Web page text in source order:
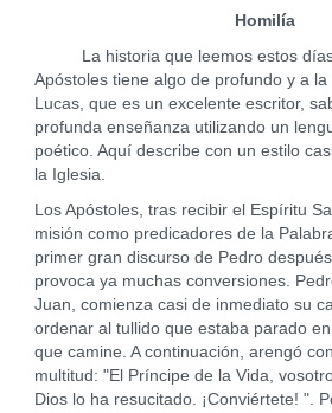
Homilía
La historia que leemos estos días
Apóstoles tiene algo de profundo y a la
Lucas, que es un excelente escritor,
profunda enseñanza utilizando un
poético. Aquí describe con un estilo
la Iglesia.
Los Apóstoles, tras recibir el Espíritu
misión como predicadores de la
primer gran discurso de Pedro
provoca ya muchas conversiones.
Juan, comienza casi de inmediato su
ordenar al tullido que estaba parado
que camine. A continuación, arengó
multitud: "El Príncipe de la Vida,
Dios lo ha resucitado. ¡Conviértete! ".